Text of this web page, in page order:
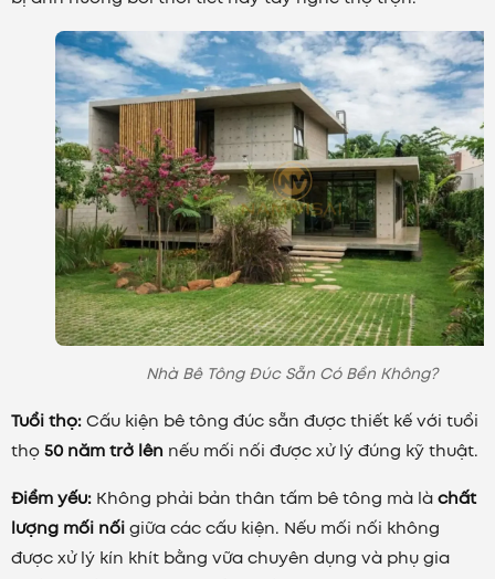
Nhà Bê Tông Đúc Sẵn Có Bền Không?
Tuổi thọ:Cấu kiện bê tông đúc sẵn được thiết kế với tuổi
thọ50 năm trở lên nếu mối nối được xử lý đúng kỹ thuật.
Điểm yếu: Không phải bản thân tấm bê tông mà làchất
lượng mối nốigiữa các cấu kiện. Nếu mối nối không
được xử lý kín khít bằng vữa chuyên dụng và phụ gia